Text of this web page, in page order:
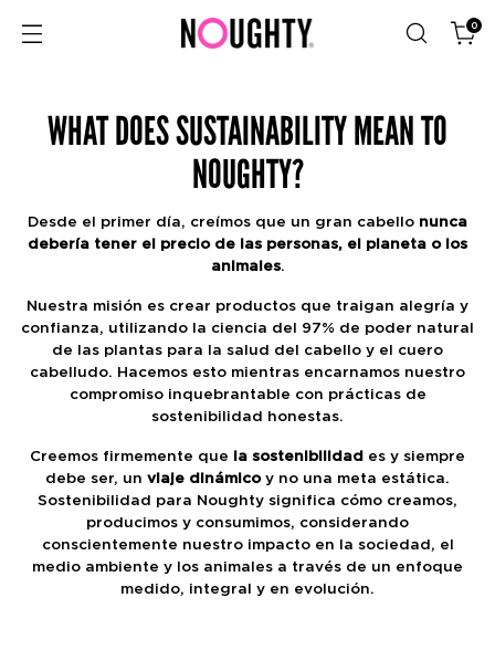
0
WHAT DOES SUSTAINABILITY MEAN TO
NOUGHTY?
Desde el primer día, creímos que un gran cabello nunca
debería tener el precio de las personas, el planeta o los
animales.
Nuestra misión es crear productos que traigan alegría y
confianza, utilizando la ciencia del 97% de poder natural
de las plantas para la salud del cabello y el cuero
cabelludo. Hacemos esto mientras encarnamos nuestro
compromiso inquebrantable con prácticas de
sostenibilidad honestas.
Creemos firmemente que la sostenibilidad es y siempre
debe ser, un viaje dinámicoy no una meta estática.
Sostenibilidad para Noughty significa cómo creamos,
producimos y consumimos, considerando
conscientemente nuestro impacto en la sociedad, el
medio ambiente y los animales a través de un enfoque
medido, integral y en evolución.